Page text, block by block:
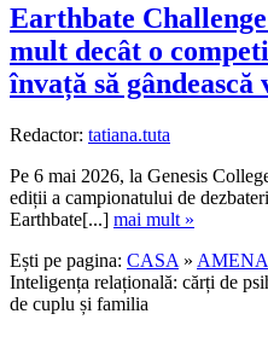
Earthbate
mult decât o
învață să
Redactor: tatiana.tuta
Pe 6 mai 2026, la Genesis
ediții a campionatului de
Earthbate[...] mai mult »
Ești pe pagina: CASA »
Inteligența relațională: cărți de
de cuplu și familia